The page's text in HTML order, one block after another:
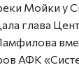
Мойки у
глава
АФК